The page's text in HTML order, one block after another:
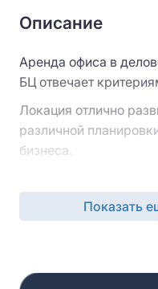
Описание
Аренда офиса в
БЦ отвечает
Локация отлично
различной
бизнеса.
клиентам будет
вашей компании
Показать